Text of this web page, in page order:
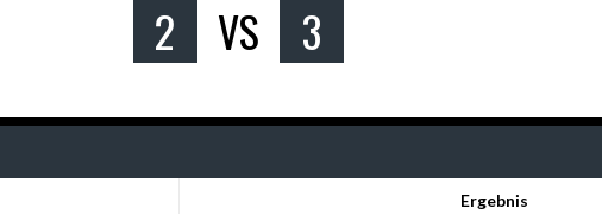
2 VS 3
Ergebnis